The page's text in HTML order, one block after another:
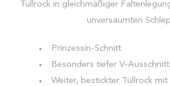
Tüllrock in gleichmäßiger
unversäumten
Prinzessin-Schnitt
Besonders tiefer V-Ausschnitt
Weiter, bestickter Tüllrock